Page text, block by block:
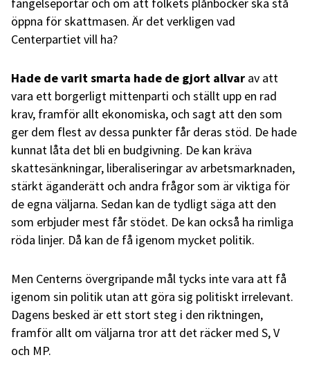
öppna för skattmasen. Är det verkligen vad
Centerpartiet vill ha?
Hade de varit smarta hade de gjort allvar av att
vara ett borgerligt mittenparti och ställt upp en rad
krav, framför allt ekonomiska, och sagt att den som
ger dem flest av dessa punkter får deras stöd. De hade
kunnat låta det bli en budgivning. De kan kräva
skattesänkningar, liberaliseringar av arbetsmarknaden,
stärkt äganderätt och andra frågor som är viktiga för
de egna väljarna. Sedan kan de tydligt säga att den
som erbjuder mest får stödet. De kan också ha rimliga
röda linjer. Då kan de få igenom mycket politik.
Men Centerns övergripande mål tycks inte vara att få
igenom sin politik utan att göra sig politiskt irrelevant.
Dagens besked är ett stort steg i den riktningen,
framför allt om väljarna tror att det räcker med S, V
och MP.